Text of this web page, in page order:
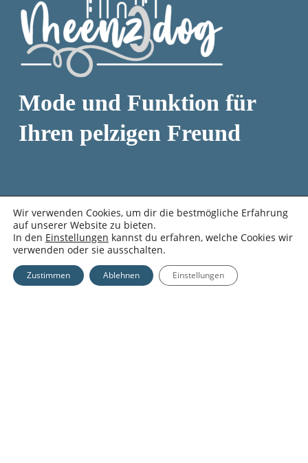
Zwischensumme: 0,00€
Mode und Funktion für
Ihren pelzigen Freund
Wir verwenden Cookies, um dir die bestmögliche Erfahrung
auf unserer Website zu bieten.
In den Einstellungen kannst du erfahren, welche Cookies wir
verwenden oder sie ausschalten.
Zustimmen Ablehnen Einstellungen